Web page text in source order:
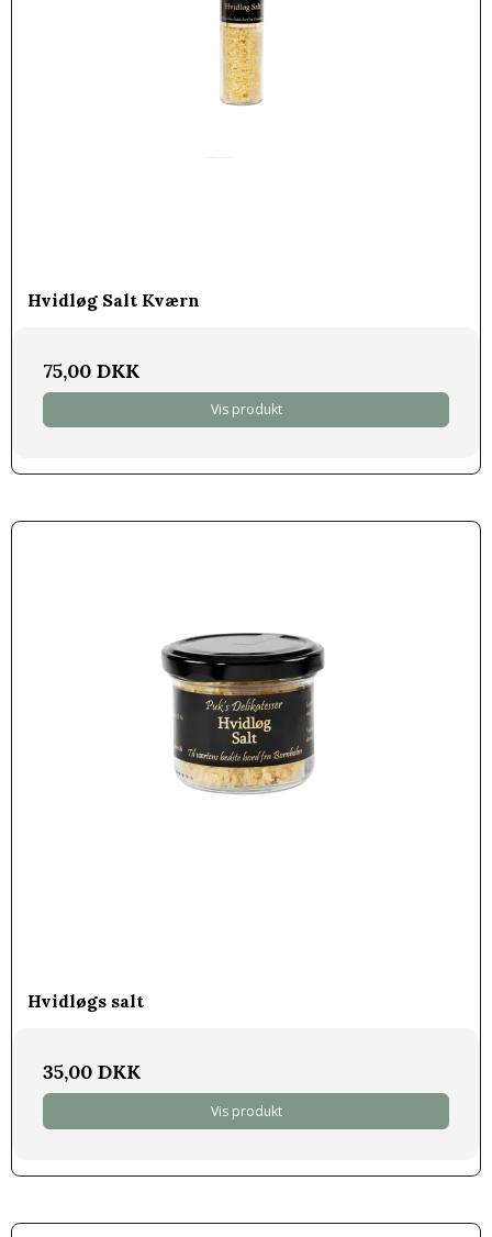
Hvidløg Salt Kværn
75,00 DKK
Vis produkt
Hvidløgs salt
35,00 DKK
Vis produkt